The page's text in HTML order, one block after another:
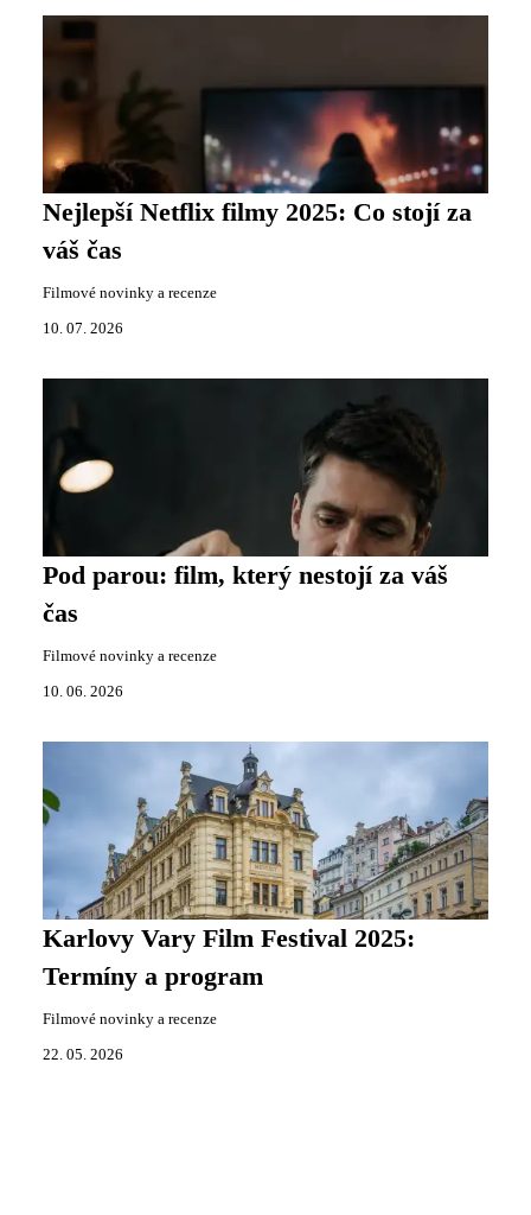
Nejlepší Netflix filmy 2025: Co stojí za
váš čas
Filmové novinky a recenze
10. 07. 2026
Pod parou: film, který nestojí za váš
čas
Filmové novinky a recenze
10. 06. 2026
Karlovy Vary Film Festival 2025:
Termíny a program
Filmové novinky a recenze
22. 05. 2026